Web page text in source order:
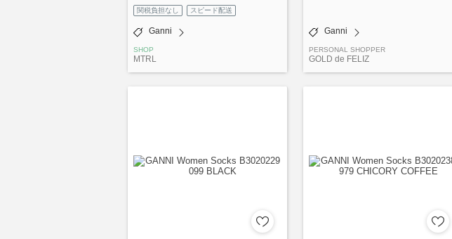
関税負担なし スピード配送
Ganni
SHOP
MTRL
Ganni
PERSONAL SHOPPER
GOLD de FELIZ